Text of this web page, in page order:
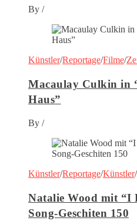
By /
Künstler/Reportage/Filme/
Macaulay Culkin in
Haus”
By /
Künstler/Reportage/Künstler/
Natalie Wood mit “I
Song-Geschiten 150